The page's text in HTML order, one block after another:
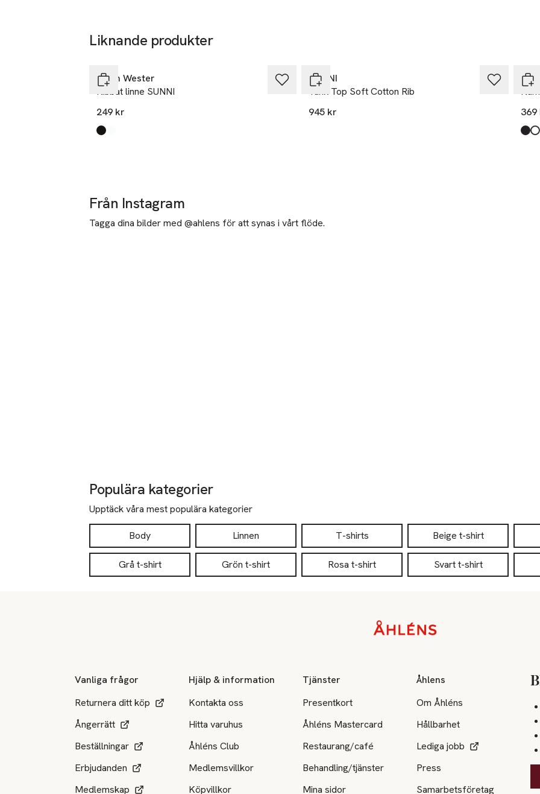
Liknande produkter
Carin Wester
Ribbat linne SUNNI
249 kr
Produkten finns i färgerna:
Black
Bright White
GANNI
Tank Top Soft Cotton Rib
945 kr
369
Black
White
Från Instagram
Tagga dina bilder med @ahlens för att synas i vårt flöde.
Populära kategorier
Upptäck våra mest populära kategorier
Body Linnen T-shirts Beige t-shirt
Grå t-shirt Grön t-shirt Rosa t-shirt Svart t-shirt
Vanliga frågor
Returnera ditt köp
Ångerrätt
Beställningar
Erbjudanden
Medlemskap
Hjälp & information
Kontakta oss
Hitta varuhus
Åhléns Club
Medlemsvillkor
Köpvillkor
Tjänster
Presentkort
Åhléns Mastercard
Restaurang/café
Behandling/tjänster
Mina sidor
Åhlens
Om Åhléns
Hållbarhet
Lediga jobb
Press
Samarbetsföretag